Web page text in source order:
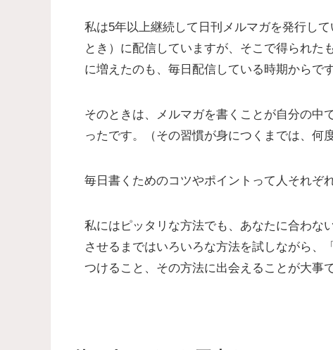
私は5年以上継続して日刊メルマガを発行し
とき）に配信していますが、そこで得られた
に増えたのも、毎日配信している時期からです
そのときは、メルマガを書くことが自分の中
ったです。（その習慣が身につくまでは、何
毎日書くためのコツやポイントって人それぞ
私にはピッタリな方法でも、あなたに合わな
させるまではいろいろな方法を試しながら、
つけること、その方法に出会えることが大事で